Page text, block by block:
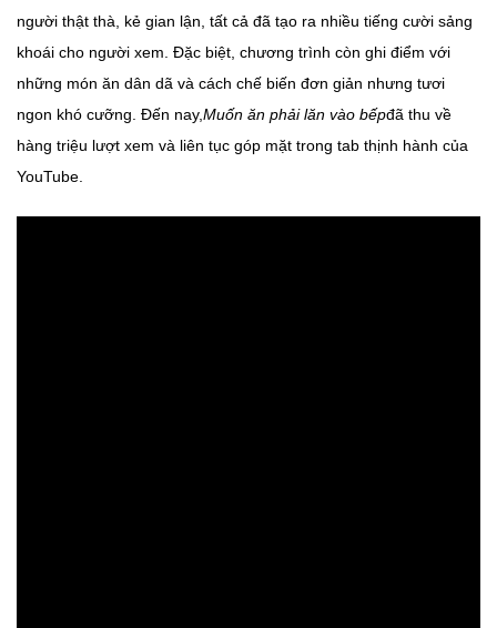
người thật thà, kẻ gian lận, tất cả đã tạo ra nhiều tiếng cười sảng
khoái cho người xem. Đặc biệt, chương trình còn ghi điểm với
những món ăn dân dã và cách chế biến đơn giản nhưng tươi
ngon khó cưỡng. Đến nay,Muốn ăn phải lăn vào bếpđã thu về
hàng triệu lượt xem và liên tục góp mặt trong tab thịnh hành của
YouTube.